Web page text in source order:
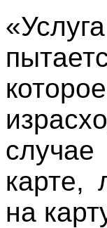
карте,
на